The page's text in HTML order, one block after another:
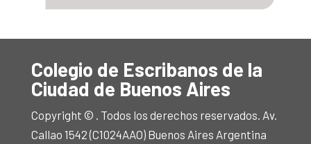
Colegio de Escribanos de la
Ciudad de Buenos Aires
Copyright © . Todos los derechos reservados. Av.
Callao 1542 (C1024AAO) Buenos Aires Argentina